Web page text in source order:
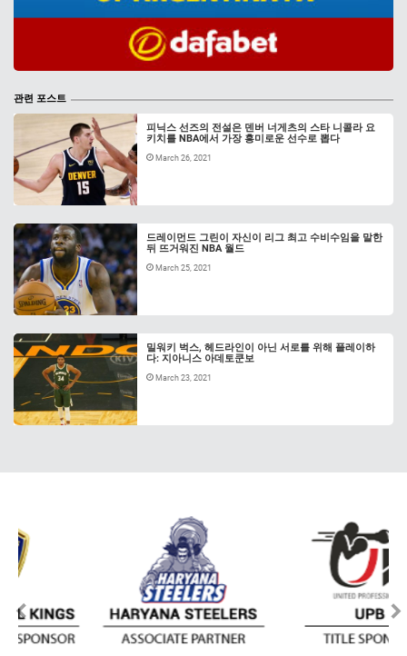
관련 포스트
피닉스 선즈의 전설은 덴버 너게츠의 스타 니콜라 요
키치를 NBA에서 가장 흥미로운 선수로 뽑다
March 26, 2021
드레이먼드 그린이 자신이 리그 최고 수비수임을 말한
뒤 뜨거워진 NBA 월드
March 25, 2021
밀워키 벅스, 헤드라인이 아닌 서로를 위해 플레이하
다: 지아니스 아데토쿤보
March 23, 2021